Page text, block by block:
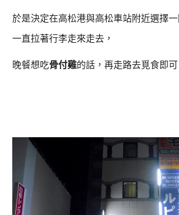
於是決定在高松港與高松車站附近選擇一
一直拉著行李走來走去，
晚餐想吃骨付雞的話，再走路去覓食即可